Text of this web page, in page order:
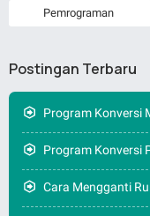
Pemrograman
Postingan Terbaru
Program Konversi
Program Konversi
Cara Mengganti